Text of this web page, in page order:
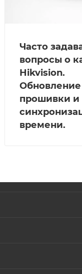
Часто
вопросы о
Hikvision.
Обновление
прошивки и
времени.